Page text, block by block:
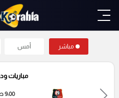
مباشر أمس
مباريات
9:00 ص